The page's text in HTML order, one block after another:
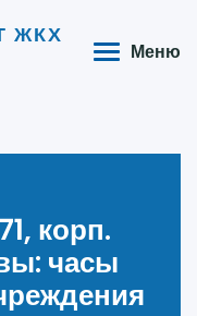
ЖКХ
Меню
корп.
часы